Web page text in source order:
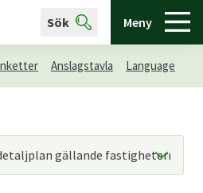
Sök Meny
Anslagstavla Language